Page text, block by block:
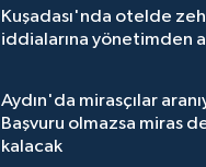
Kuşadası'nda otelde
iddialarına yönetimden
Aydın'da mirasçılar
Başvuru olmazsa miras
kalacak